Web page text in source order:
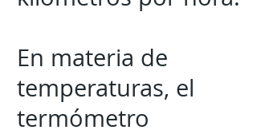
En materia de
temperaturas, el
termómetro